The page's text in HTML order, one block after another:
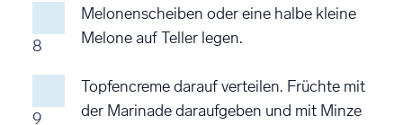
8
Melonenscheiben oder eine halbe kleine
Melone auf Teller legen.
9
Topfencreme darauf verteilen. Früchte mit
der Marinade daraufgeben und mit Minze